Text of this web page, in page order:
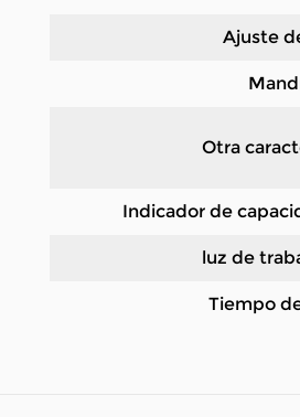
Ajuste
Otra
Indicador de
luz de
Tiempo